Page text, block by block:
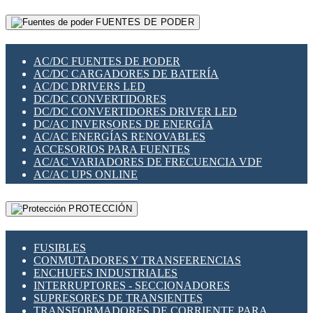
RELÉS MINIATURA DE POTENCIA
SENSORES MAGNÉTICOS
SWITCH Y MICROSWITCH
TARJETAS PI
UNIÓN Y DERIVACIÓN DE CABLE
GATEWAY LORAWAN
GESTIÓN DE REDES
PLACAS MODULARES IOT
SWITCHES Y REDES WIFI
SOLUCIONES IOT
SOLUCIONES LORAWAN
SOLUCIONES RED CELULAR
SEGURIDAD PARA REDES
SWITCHES LAN
TELEFONÍA IP (VOIP)
VIGILANCIA IP (CCTV)
MESHTASTIC
FUENTES DE PODER
AC/DC FUENTES DE PODER
AC/DC CARGADORES DE BATERÍA
AC/DC DRIVERS LED
DC/DC CONVERTIDORES
DC/DC CONVERTIDORES DRIVER LED
DC/AC INVERSORES DE ENERGÍA
AC/AC ENERGÍAS RENOVABLES
ACCESORIOS PARA FUENTES
AC/AC VARIADORES DE FRECUENCIA VDF
AC/AC UPS ONLINE
PROTECCIÓN
FUSIBLES
CONMUTADORES Y TRANSFERENCIAS
ENCHUFES INDUSTRIALES
INTERRUPTORES - SECCIONADORES
SUPRESORES DE TRANSIENTES